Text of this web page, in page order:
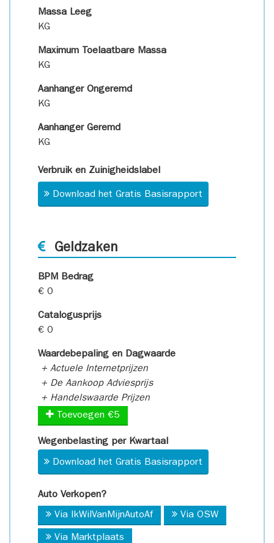
Massa Leeg
KG
Maximum Toelaatbare Massa
KG
Aanhanger Ongeremd
KG
Aanhanger Geremd
KG
Verbruik en Zuinigheidslabel
Download het Gratis Basisrapport
Geldzaken
BPM Bedrag
€ 0
Catalogusprijs
€ 0
Waardebepaling en Dagwaarde
+ Actuele Internetprijzen
+ De Aankoop Adviesprijs
+ Handelswaarde Prijzen
Toevoegen €5
Wegenbelasting per Kwartaal
Download het Gratis Basisrapport
Auto Verkopen?
Via IkWilVanMijnAutoAf Via OSW
Via Marktplaats